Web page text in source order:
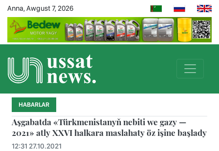
Anna, Awgust 7, 2026
HABARLAR
Aşgabatda «Türkmenistanyň nebiti we gazy —
2021» atly XXVI halkara maslahaty öz işine başlady
12:31 27.10.2021